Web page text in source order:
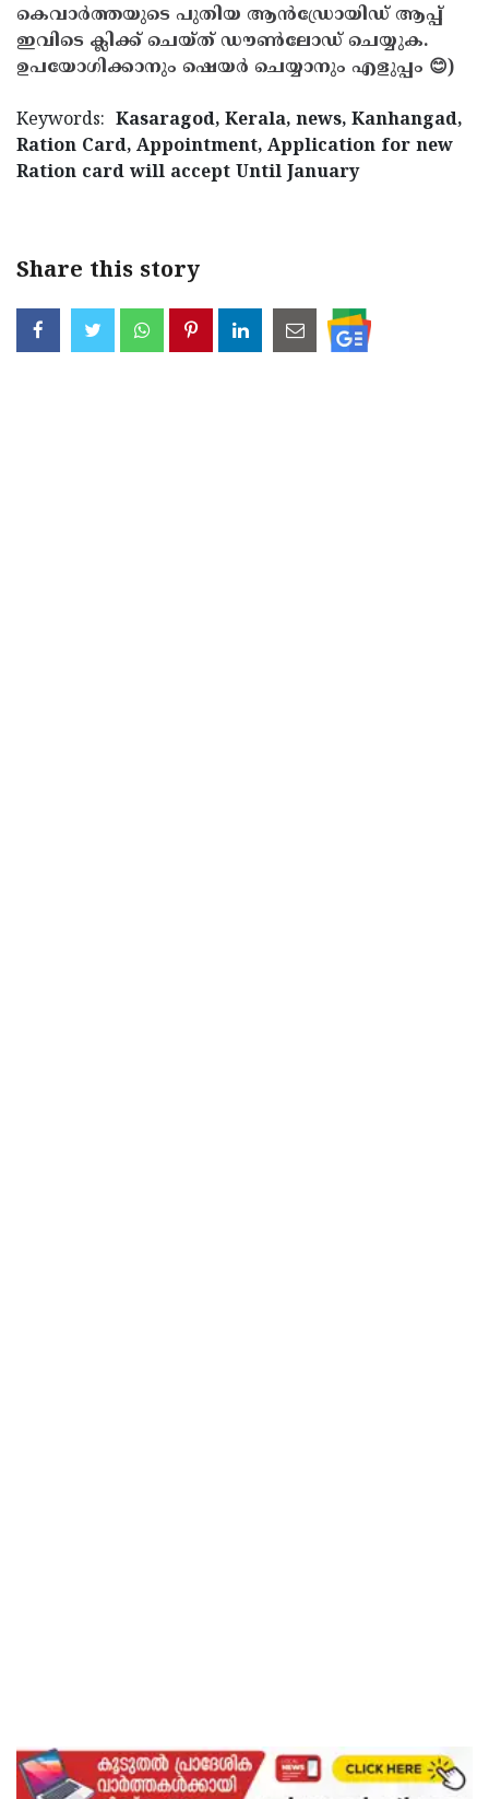
കെവാർത്തയുടെ പുതിയ ആൻഡ്രോയിഡ് ആപ്പ്
ഇവിടെ ക്ലിക്ക് ചെയ്ത് ഡൗൺലോഡ് ചെയ്യുക.
ഉപയോഗിക്കാനും ഷെയർ ചെയ്യാനും എളുപ്പം 😊)
Keywords: Kasaragod, Kerala, news, Kanhangad,
Ration Card, Appointment, Application for new
Ration card will accept Until January
Share this story